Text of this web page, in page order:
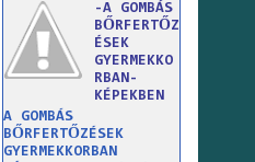
-A GOMBÁS
BŐRFERTŐZ
ÉSEK
GYERMEKKO
RBAN-
KÉPEKBEN
A GOMBÁS
BŐRFERTŐZÉSEK
GYERMEKKORBAN